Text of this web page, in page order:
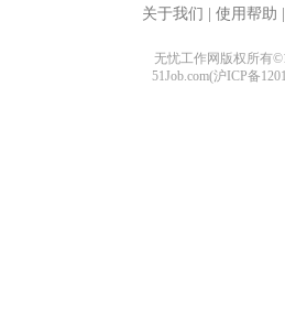
关于我们 使用帮助
无忧工作网版权所有
51Job.com(沪ICP备